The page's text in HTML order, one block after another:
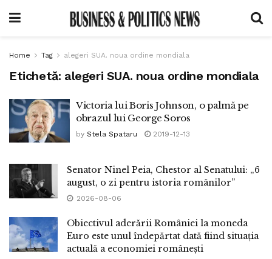
Home Tag alegeri SUA. noua ordine mondiala
Etichetă: alegeri SUA. noua ordine mondiala
Victoria lui Boris Johnson, o palmă pe
obrazul lui George Soros
by Stela Spataru 2019-12-13
Senator Ninel Peia, Chestor al Senatului: „6
august, o zi pentru istoria românilor”
2026-08-06
Obiectivul aderării României la moneda
Euro este unul îndepărtat dată fiind situația
actuală a economiei românești